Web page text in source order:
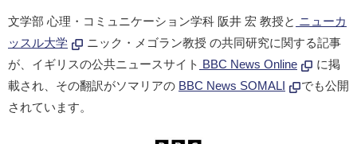
文学部 心理・コミュニケーション学科 阪井 宏 教授と ニューカ
ッスル大学
ニック・メゴラン教授 の共同研究に関する記事
が、イギリスの公共ニュースサイト BBC News Online
に掲
載され、その翻訳がソマリアの BBC News SOMALI
でも公開
されています。